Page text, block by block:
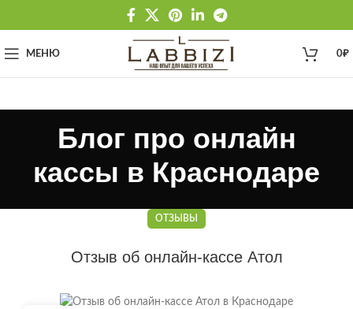
МЕНЮ 0₽
Блог про онлайн
кассы в Краснодаре
ОТЗЫВЫ
Отзыв об онлайн-кассе Атол